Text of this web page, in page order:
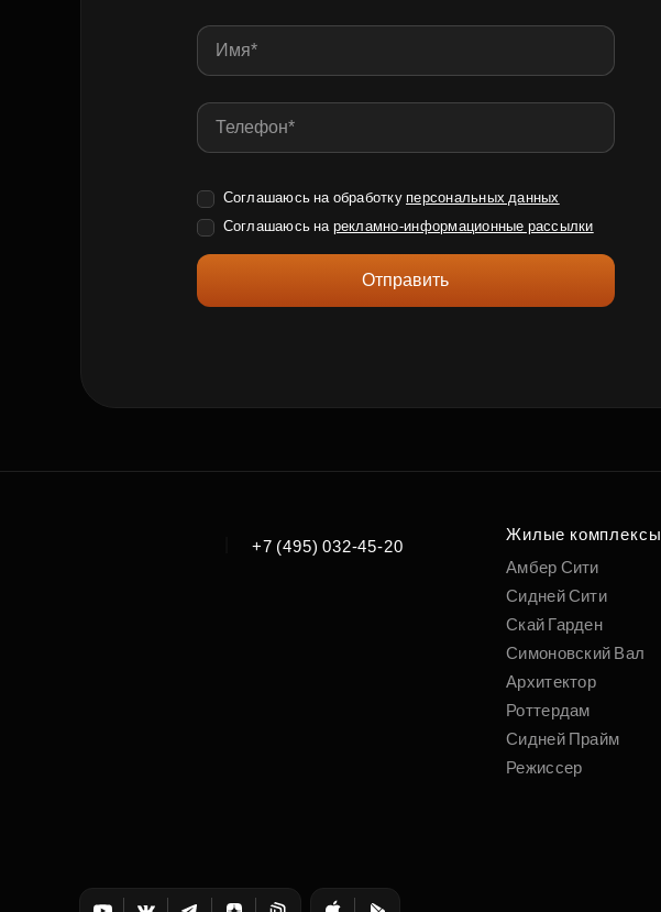
Соглашаюсь на обработку персональных данных
Соглашаюсь на рекламно-информационные рассылки
Отправить
+7 (495) 032-45-20
Жилые комплексы
Амбер Сити
Сидней Сити
Скай Гарден
Симоновский Вал
Архитектор
Роттердам
Сидней Прайм
Режиссер